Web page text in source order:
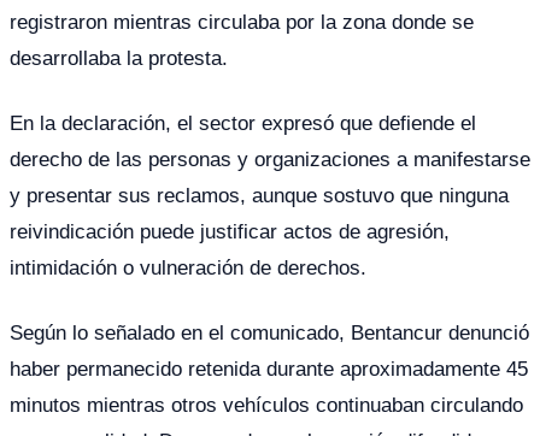
registraron mientras circulaba por la zona donde se
desarrollaba la protesta.
En la declaración, el sector expresó que defiende el
derecho de las personas y organizaciones a manifestarse
y presentar sus reclamos, aunque sostuvo que ninguna
reivindicación puede justificar actos de agresión,
intimidación o vulneración de derechos.
Según lo señalado en el comunicado, Bentancur denunció
haber permanecido retenida durante aproximadamente 45
minutos mientras otros vehículos continuaban circulando